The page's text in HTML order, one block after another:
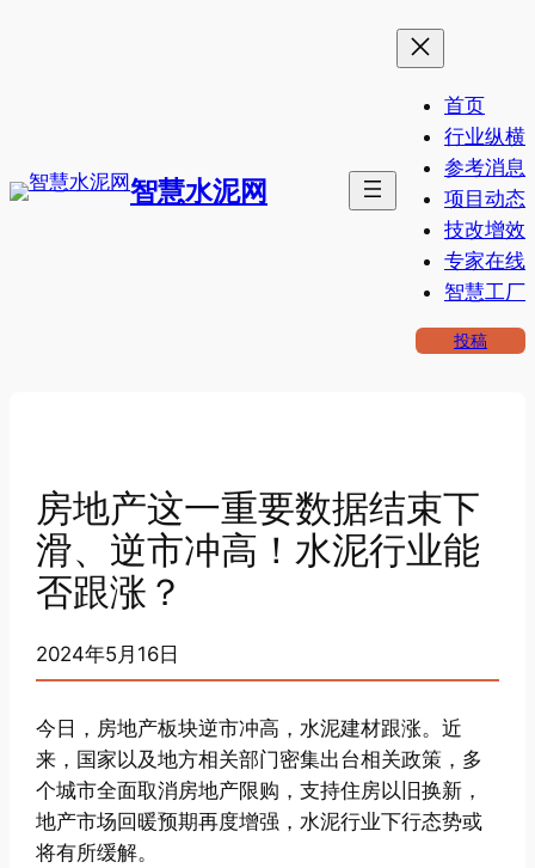
智慧水泥网
首页
行业纵横
参考消息
项目动态
技改增效
专家在线
智慧工厂
投稿
房地产这一重要数据结束下
滑、逆市冲高！水泥行业能
否跟涨？
2024年5月16日
今日，房地产板块逆市冲高，水泥建材跟涨。近
来，国家以及地方相关部门密集出台相关政策，多
个城市全面取消房地产限购，支持住房以旧换新，
地产市场回暖预期再度增强，水泥行业下行态势或
将有所缓解。